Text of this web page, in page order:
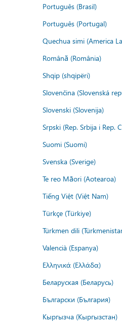
Português (Brasil)
Português (Portugal)
Quechua simi (America
Română (România)
Shqip (shqipëri)
Slovenčina (Slovenská
Slovenski (Slovenija)
Srpski (Rep. Srbija i Rep.
Suomi (Suomi)
Svenska (Sverige)
Te reo Māori (Aotearoa)
Tiếng Việt (Việt Nam)
Türkçe (Türkiye)
Türkmen dili
Valencià (Espanya)
Ελληνικά (Ελλάδα)
Беларуская (Беларусь)
Български (България)
Кыргызча (Кыргызстан)